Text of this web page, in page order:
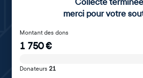
Collecte terminée
merci pour votre
Montant des dons
1 750€
Donateurs 21